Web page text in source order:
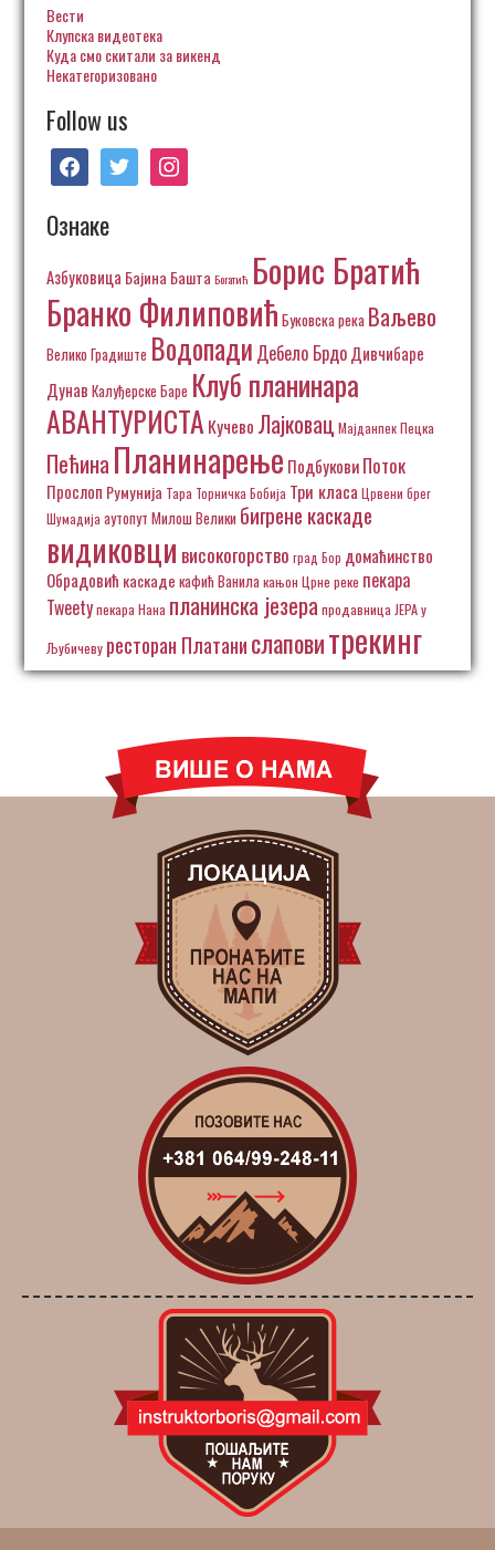
Вести
Клупска видеотека
Куда смо скитали за викенд
Некатегоризовано
Follow us
facebooktwitter instagram
Ознаке
Азбуковица Бајина Башта Богатић Борис Братић
Бранко Филиповић Буковска река Ваљево
Велико Градиште Водопади Дебело БрдоДивчибаре
Дунав Калуђерске Баре Клуб планинара
АВАНТУРИСТА Кучево Лајковац Мајданпек Пецка
Пећина Планинарење ПодбуковиПоток
Прослоп Румунија Тара Торничка Бобија Три класа Црвени брег
Шумадија аутопут Милош Велики бигрене каскаде
видиковци високогорство град Бор домаћинство
Обрадовић каскаде кафић Ванила кањон Црне реке пекара
Tweetyпекара Нана планинска језера продавница ЈЕРА у
Љубичеву ресторан Платанислаповитрекинг